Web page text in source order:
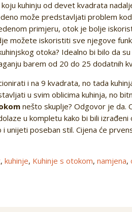
kuhinju od devet kvadrata
može predstavljati problem
primjeru, otok je bolje
možete iskoristiti sve njegove
otoka? Idealno bi bilo da
barem od 20 do 25 dodatnih
i na 9 kvadrata, no tada
u svim oblicima kuhinja, no
nešto skuplje? Odgovor je da.
u kompletu kako bi bili
unijeti poseban stil. Cijena će
,kuhinje, Kuhinje s otokom,namjena,